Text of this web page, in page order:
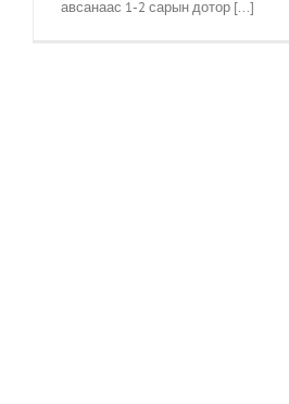
авсанаас 1-2 сарын дотор [...]